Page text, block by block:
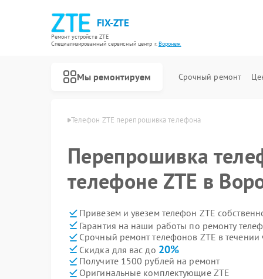
FIX-ZTE
Ремонт устройств ZTE
Специализированный cервисный центр г.Воронеж
Мы ремонтируем Срочный ремонт
Телефон ZTE перепрошивка телефона
Перепрошивка
телефоне ZTE в
Привезем и увезем телефон ZTE
Гарантия на наши работы по ремонту
Срочный ремонт телефонов ZTE в течении
Скидка для вас до 20%
Получите 1500 рублей на ремонт
Оригинальные комплектующие ZTE